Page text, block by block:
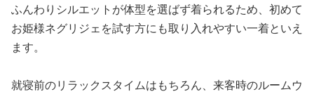
ふんわりシルエットが体型を選ばず着られるため、初めて
お姫様ネグリジェを試す方にも取り入れやすい一着といえ
ます。
就寝前のリラックスタイムはもちろん、来客時のルームウ